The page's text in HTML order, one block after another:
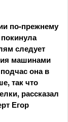
по-прежнему
следует
машинами
она в
так что
рассказал
Егор